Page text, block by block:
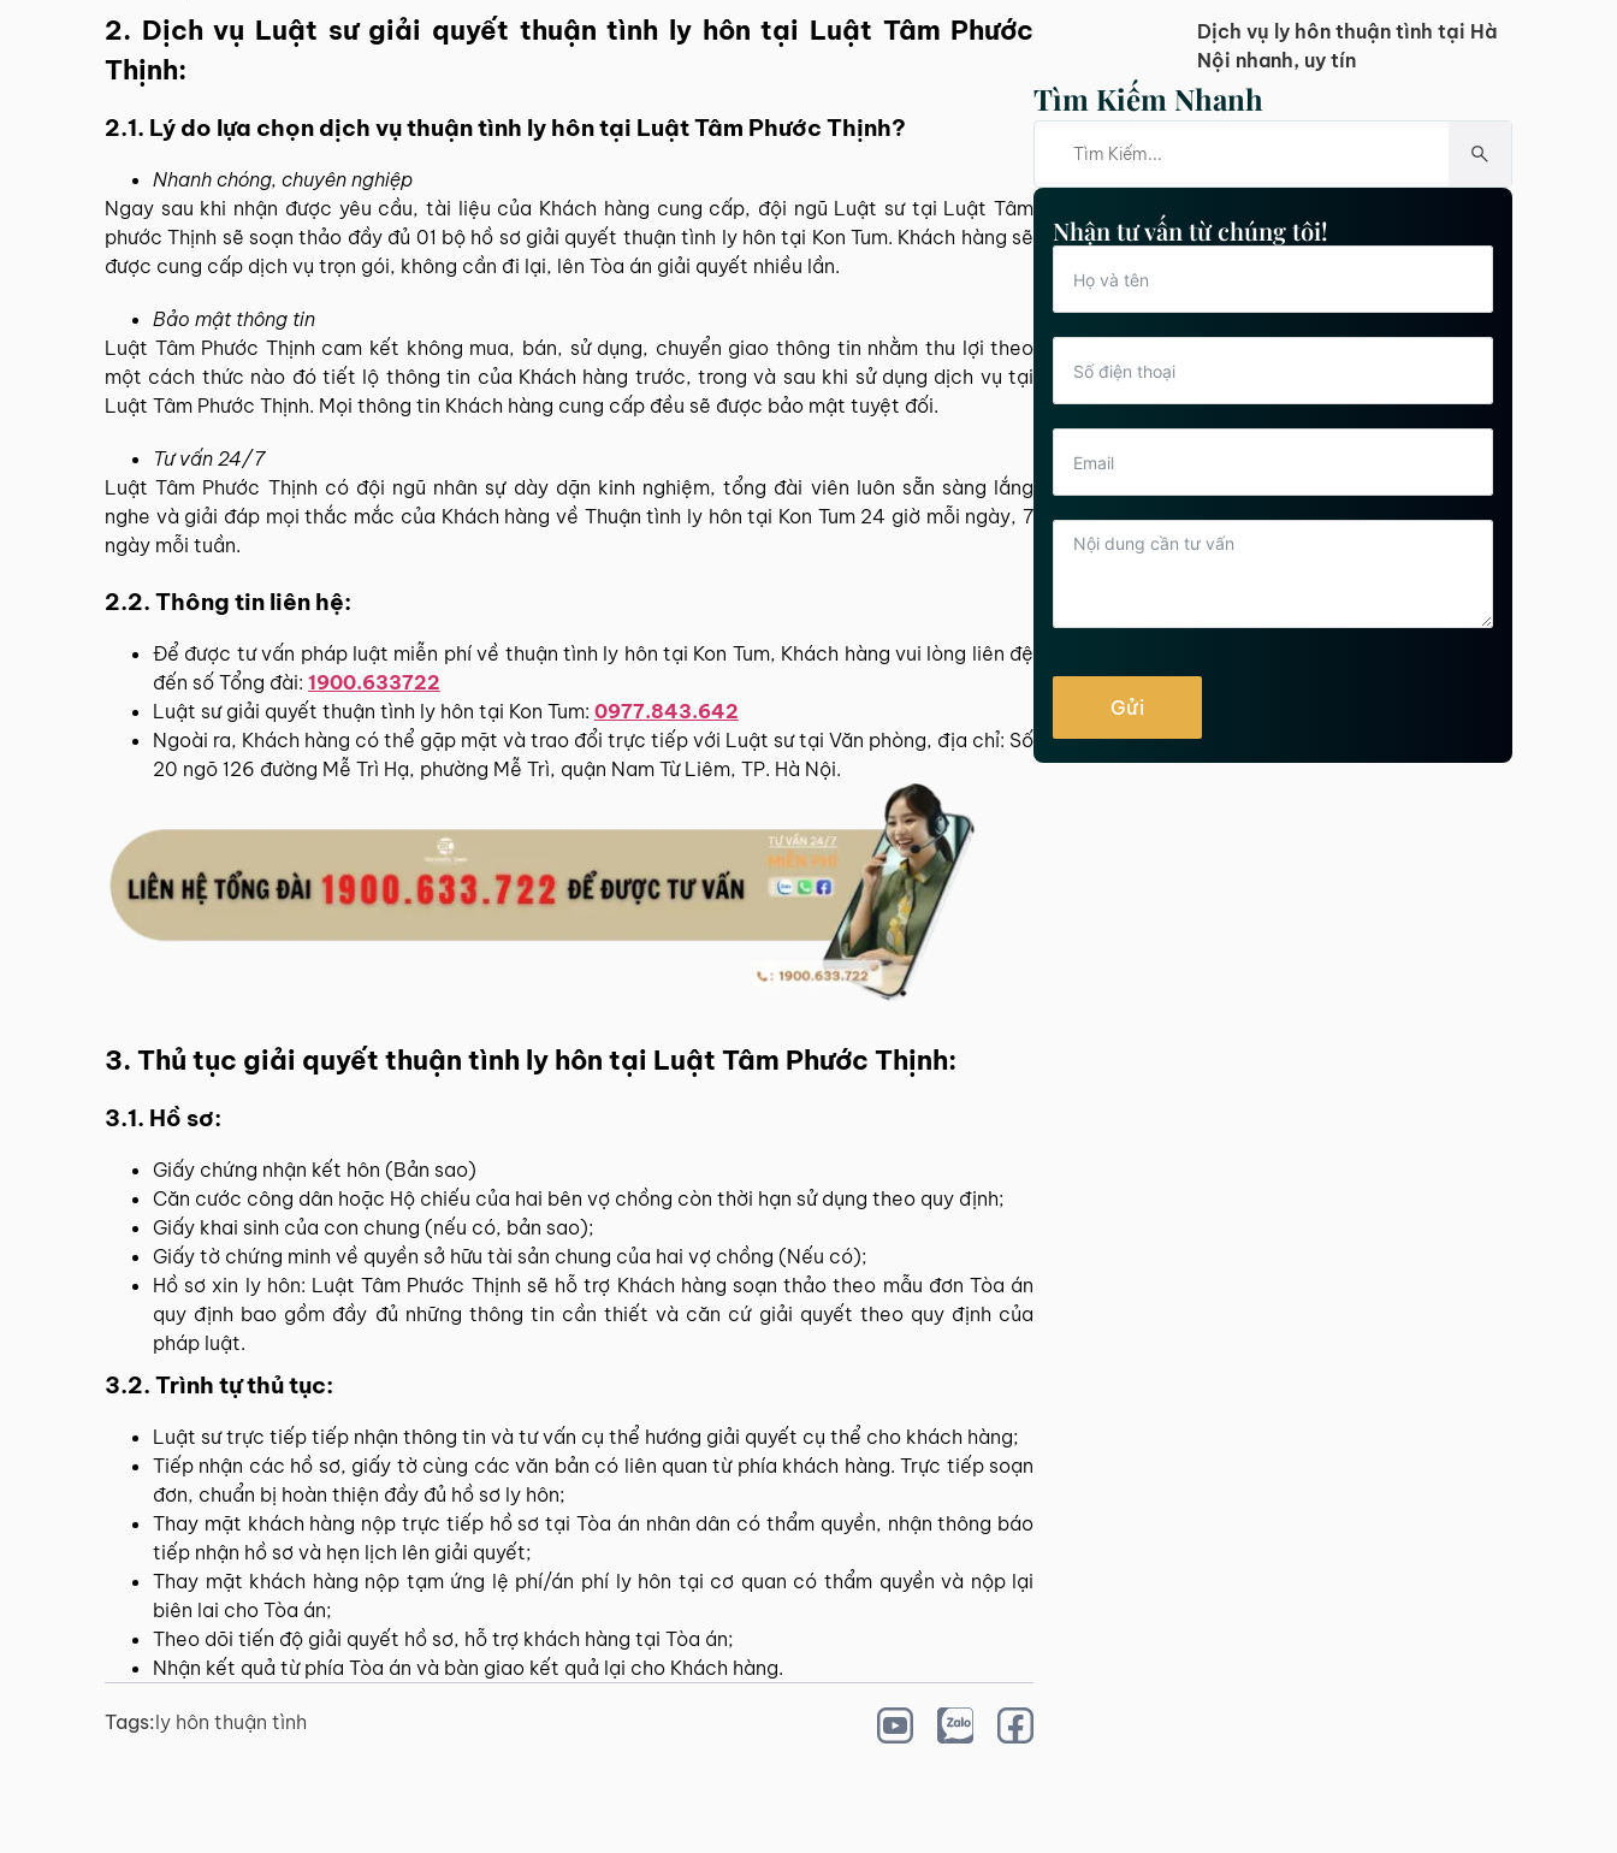
2. Dịch vụ Luật sư giải quyết thuận tình ly hôn tại Luật Tâm Phước
Thịnh:
2.1. Lý do lựa chọn dịch vụ thuận tình ly hôn tại Luật Tâm Phước Thịnh?
Nhanh chóng, chuyên nghiệp
Ngay sau khi nhận được yêu cầu, tài liệu của Khách hàng cung cấp, đội ngũ Luật sư tại Luật Tâm
phước Thịnh sẽ soạn thảo đầy đủ 01 bộ hồ sơ giải quyết thuận tình ly hôn tại Kon Tum. Khách hàng sẽ
được cung cấp dịch vụ trọn gói, không cần đi lại, lên Tòa án giải quyết nhiều lần.
Bảo mật thông tin
Luật Tâm Phước Thịnh cam kết không mua, bán, sử dụng, chuyển giao thông tin nhằm thu lợi theo
một cách thức nào đó tiết lộ thông tin của Khách hàng trước, trong và sau khi sử dụng dịch vụ tại
Luật Tâm Phước Thịnh. Mọi thông tin Khách hàng cung cấp đều sẽ được bảo mật tuyệt đối.
Tư vấn 24/7
Luật Tâm Phước Thịnh có đội ngũ nhân sự dày dặn kinh nghiệm, tổng đài viên luôn sẵn sàng lắng
nghe và giải đáp mọi thắc mắc của Khách hàng về Thuận tình ly hôn tại Kon Tum 24 giờ mỗi ngày, 7
ngày mỗi tuần.
2.2. Thông tin liên hệ:
Để được tư vấn pháp luật miễn phí về thuận tình ly hôn tại Kon Tum, Khách hàng vui lòng liên đệ
đến số Tổng đài: 1900.633722
Luật sư giải quyết thuận tình ly hôn tại Kon Tum: 0977.843.642
Ngoài ra, Khách hàng có thể gặp mặt và trao đổi trực tiếp với Luật sư tại Văn phòng, địa chỉ: Số
20 ngõ 126 đường Mễ Trì Hạ, phường Mễ Trì, quận Nam Từ Liêm, TP. Hà Nội.
3. Thủ tục giải quyết thuận tình ly hôn tại Luật Tâm Phước Thịnh:
3.1. Hồ sơ:
Giấy chứng nhận kết hôn (Bản sao)
Căn cước công dân hoặc Hộ chiếu của hai bên vợ chồng còn thời hạn sử dụng theo quy định;
Giấy khai sinh của con chung (nếu có, bản sao);
Giấy tờ chứng minh về quyền sở hữu tài sản chung của hai vợ chồng (Nếu có);
Hồ sơ xin ly hôn: Luật Tâm Phước Thịnh sẽ hỗ trợ Khách hàng soạn thảo theo mẫu đơn Tòa án
quy định bao gồm đầy đủ những thông tin cần thiết và căn cứ giải quyết theo quy định của
pháp luật.
3.2. Trình tự thủ tục:
Luật sư trực tiếp tiếp nhận thông tin và tư vấn cụ thể hướng giải quyết cụ thể cho khách hàng;
Tiếp nhận các hồ sơ, giấy tờ cùng các văn bản có liên quan từ phía khách hàng. Trực tiếp soạn
đơn, chuẩn bị hoàn thiện đầy đủ hồ sơ ly hôn;
Thay mặt khách hàng nộp trực tiếp hồ sơ tại Tòa án nhân dân có thẩm quyền, nhận thông báo
tiếp nhận hồ sơ và hẹn lịch lên giải quyết;
Thay mặt khách hàng nộp tạm ứng lệ phí/án phí ly hôn tại cơ quan có thẩm quyền và nộp lại
biên lai cho Tòa án;
Theo dõi tiến độ giải quyết hồ sơ, hỗ trợ khách hàng tại Tòa án;
Nhận kết quả từ phía Tòa án và bàn giao kết quả lại cho Khách hàng.
Tags:ly hôn thuận tình
Dịch vụ ly hôn thuận tình tại Hà
Nội nhanh, uy tín
Tham khảo ngay
Ly hôn thuận tình nộp đơn ở đâu
cho đúng?
Phòng nhanh, uy tín
Thuận tình ly hôn có phải cấp
Tìm Kiếm Nhanh
Nhận tư vấn từ chúng tôi!
Gửi